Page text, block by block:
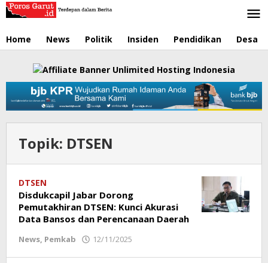
Lewati
ke
Home News Politik Insiden Pendidikan Desa
Topik: DTSEN
DTSEN
Disdukcapil Jabar Dorong
Pemutakhiran DTSEN: Kunci Akurasi
Data Bansos dan Perencanaan Daerah
News, Pemkab 12/11/2025